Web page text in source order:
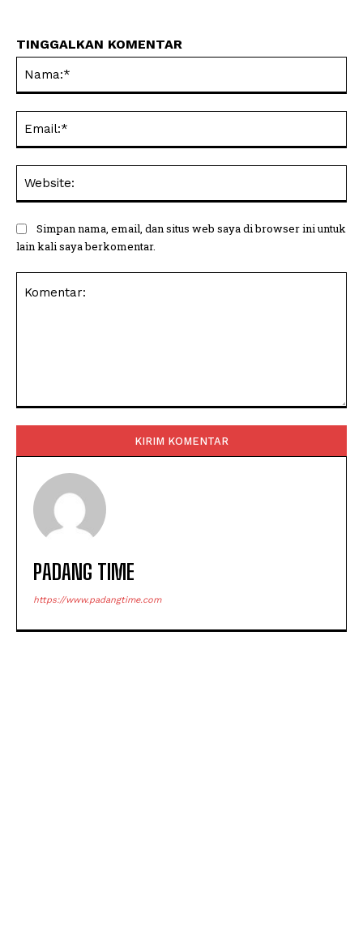
TINGGALKAN KOMENTAR
Simpan nama, email, dan situs web saya di browser ini untuk
lain kali saya berkomentar.
PADANG TIME
https://www.padangtime.com